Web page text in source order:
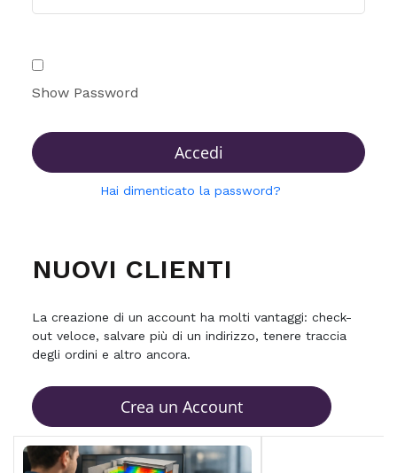
Show Password
Accedi
Hai dimenticato la password?
NUOVI CLIENTI
La creazione di un account ha molti vantaggi: check-
out veloce, salvare più di un indirizzo, tenere traccia
degli ordini e altro ancora.
Crea un Account